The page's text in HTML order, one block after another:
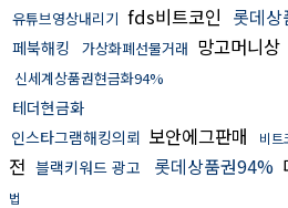
유튜브영상내리기 fds비트코인 롯데
페북해킹 가상화폐선물거래 망고머니상
신세계상품권현금화94%
테더현금화
인스타그램해킹의뢰 보안에그판매 비트
전 블랙키워드 광고 롯데상품권94%
법